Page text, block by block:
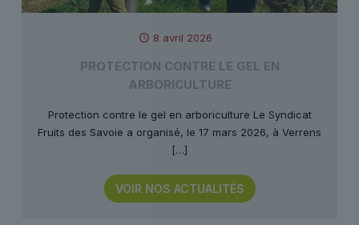
8 avril 2026
PROTECTION CONTRE LE GEL EN
ARBORICULTURE
Protection contre le gel en arboriculture Le Syndicat
Fruits des Savoie a organisé, le 17 mars 2026, à Verrens
[…]
VOIR NOS ACTUALITÉS